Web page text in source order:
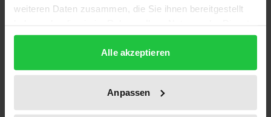
weiteren Daten zusammen, die Sie ihnen bereitgestellt
gesammelt haben.
Alle akzeptieren
Anpassen
zusammengetragen und gebündelt. Zum einen stellt
beim VSL vorgesehen – (private) Präferenzen zur
Bewertung von Risiken herangezogen werden
können und dürfen. Zur Beantwortung diese Fragen
wird der Begriff des 'individuellen Risikos'